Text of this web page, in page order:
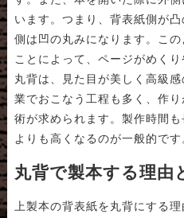
います。つまり、背表紙側が
側は凹の丸みになります。こ
ことによって、ページがめくり
丸背は、見た目が美しく高級
業でおこなう工程も多く、作
術が求められます。製作時間
よりも高くなるのが一般的です
丸背で製本する理由
上製本の背表紙を丸背にする